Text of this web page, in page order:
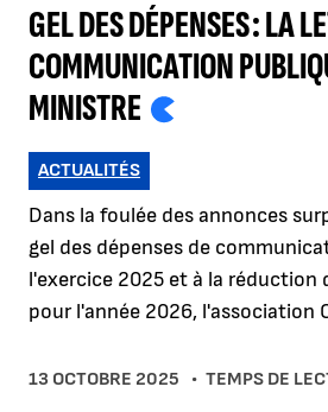
GEL DES DÉPENSES : LA
COMMUNICATION
MINISTRE
Dans la foulée des annonces
gel des dépenses de
l'exercice 2025 et à la réduction
pour l'année 2026, l'association
ACTUALITÉS
13 OCTOBRE 2025 TEMPS DE